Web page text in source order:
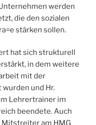
werden
die den sozialen
stärken sollen.
hat sich strukturell
in dem weitere
mit der
wurden und Hr.
Lehrertrainer im
beendete. Auch
am HMG